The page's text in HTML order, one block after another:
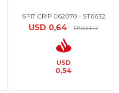
SPIT GRIP 062070 - ST6632
USD 0,64 USD 1,17
USD
0,54